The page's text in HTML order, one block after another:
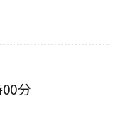
分